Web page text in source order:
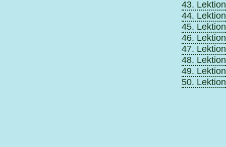
43. Lektion
44. Lektion
45. Lektion
46. Lektion
47. Lektion
48. Lektion
49. Lektion
50. Lektion